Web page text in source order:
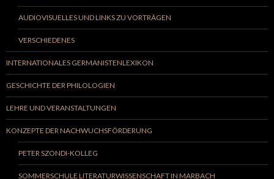
AUDIOVISUELLES UND LINKS ZU VORTRÄGEN
VERSCHIEDENES
INTERNATIONALES GERMANISTENLEXIKON
GESCHICHTE DER PHILOLOGIEN
LEHRE UND VERANSTALTUNGEN
KONZEPTE DER NACHWUCHSFÖRDERUNG
PETER SZONDI-KOLLEG
SOMMERSCHULE LITERATURWISSENSCHAFT IN MARBACH